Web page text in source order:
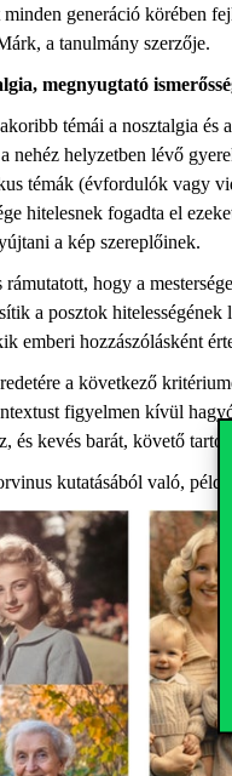
generáció körében
a tanulmány szerzője.
megnyugtató
témái a nosztalgia és
nehéz helyzetben lévő
témák (évfordulók vagy
hitelesnek fogadta el
a kép szereplőinek.
rámutatott, hogy a
a posztok
emberi hozzászólásként
a következő
figyelmen kívül
és kevés barát, követő
kutatásából való,